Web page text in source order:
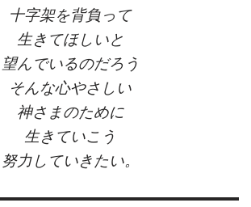
十字架を背負って
生きてほしいと
望んでいるのだろう
そんな心やさしい
神さまのために
生きていこう
努力していきたい。